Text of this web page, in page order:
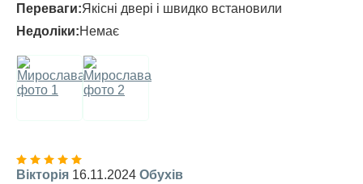
Переваги:Якісні двері і швидко встановили
Недоліки:Немає
Вікторія 16.11.2024 Обухів